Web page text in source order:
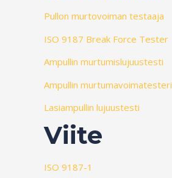
Pullon murtovoiman testaaja
ISO 9187 Break Force Tester
Ampullin murtumislujuustesti
Ampullin murtumavoimatesteri
Lasiampullin lujuustesti
Viite
ISO 9187-1